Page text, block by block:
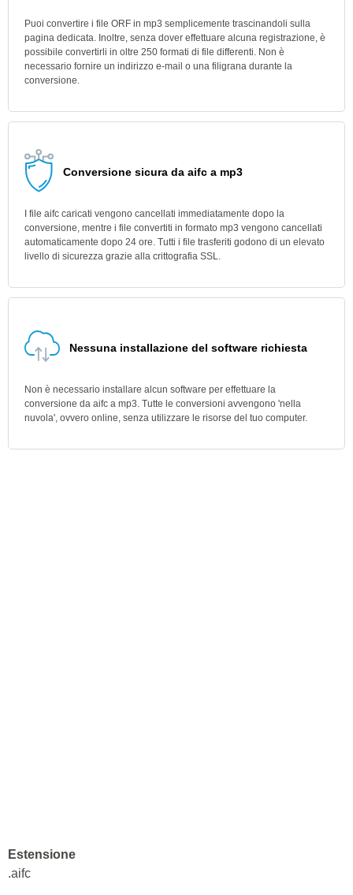
Puoi convertire i file ORF in mp3 semplicemente trascinandoli sulla
pagina dedicata. Inoltre, senza dover effettuare alcuna registrazione, è
possibile convertirli in oltre 250 formati di file differenti. Non è
necessario fornire un indirizzo e-mail o una filigrana durante la
conversione.
Conversione sicura da aifc a mp3
I file aifc caricati vengono cancellati immediatamente dopo la
conversione, mentre i file convertiti in formato mp3 vengono cancellati
automaticamente dopo 24 ore. Tutti i file trasferiti godono di un elevato
livello di sicurezza grazie alla crittografia SSL.
Nessuna installazione del software richiesta
Non è necessario installare alcun software per effettuare la
conversione da aifc a mp3. Tutte le conversioni avvengono 'nella
nuvola', ovvero online, senza utilizzare le risorse del tuo computer.
Estensione
.aifc